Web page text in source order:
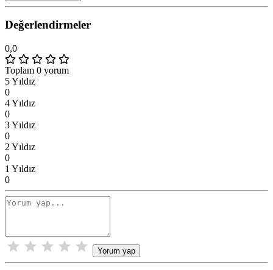
Değerlendirmeler
0,0
Toplam 0 yorum
5 Yıldız
0
4 Yıldız
0
3 Yıldız
0
2 Yıldız
0
1 Yıldız
0
Yorum yap